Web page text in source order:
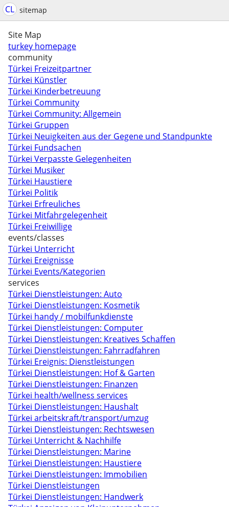
CL sitemap
Site Map
turkey homepage
community
Türkei Freizeitpartner
Türkei Künstler
Türkei Kinderbetreuung
Türkei Community
Türkei Community: Allgemein
Türkei Gruppen
Türkei Neuigkeiten aus der Gegene und Standpunkte
Türkei Fundsachen
Türkei Verpasste Gelegenheiten
Türkei Musiker
Türkei Haustiere
Türkei Politik
Türkei Erfreuliches
Türkei Mitfahrgelegenheit
Türkei Freiwillige
events/classes
Türkei Unterricht
Türkei Ereignisse
Türkei Events/Kategorien
services
Türkei Dienstleistungen: Auto
Türkei Dienstleistungen: Kosmetik
Türkei handy / mobilfunkdienste
Türkei Dienstleistungen: Computer
Türkei Dienstleistungen: Kreatives Schaffen
Türkei Dienstleistungen: Fahrradfahren
Türkei Ereignis: Dienstleistungen
Türkei Dienstleistungen: Hof & Garten
Türkei Dienstleistungen: Finanzen
Türkei health/wellness services
Türkei Dienstleistungen: Haushalt
Türkei arbeitskraft/transport/umzug
Türkei Dienstleistungen: Rechtswesen
Türkei Unterricht & Nachhilfe
Türkei Dienstleistungen: Marine
Türkei Dienstleistungen: Haustiere
Türkei Dienstleistungen: Immobilien
Türkei Dienstleistungen
Türkei Dienstleistungen: Handwerk